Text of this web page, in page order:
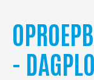
Kantoren
-